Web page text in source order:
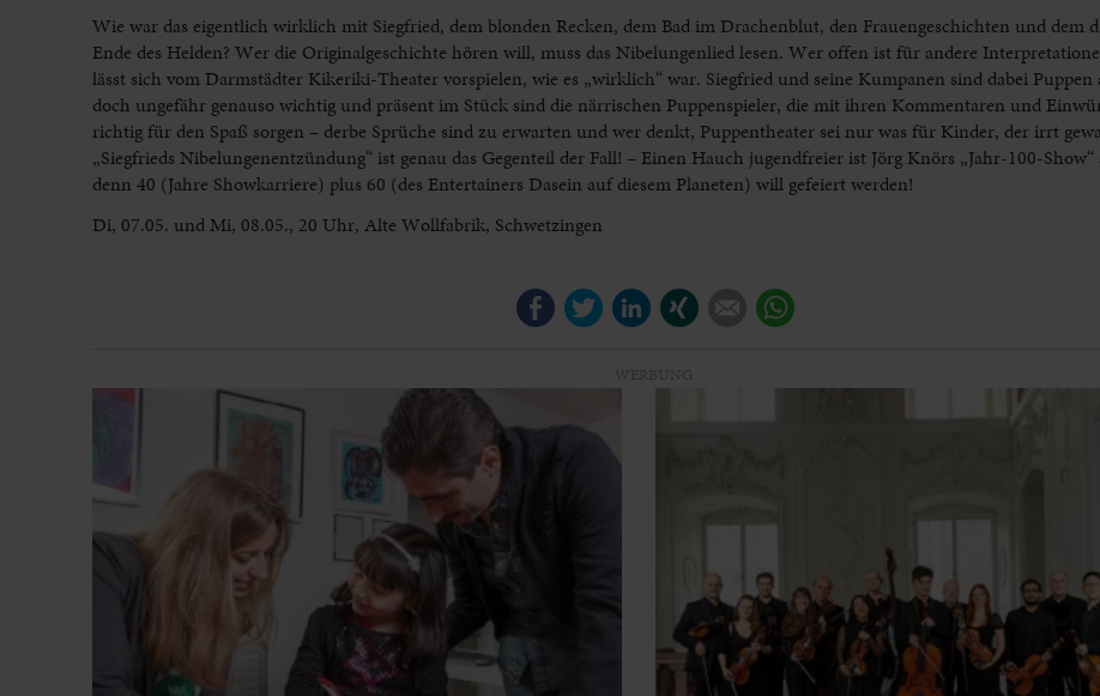
Wie war das eigentlich wirklich mit Siegfried, dem blonden Recken, dem Bad im Drachenblut, den Frauengeschichten und dem
Ende des Helden? Wer die Originalgeschichte hören will, muss das Nibelungenlied lesen. Wer offen ist für andere
lässt sich vom Darmstädter Kikeriki-Theater vorspielen, wie es „wirklich“ war. Siegfried und seine Kumpanen sind dabei Puppen
doch ungefähr genauso wichtig und präsent im Stück sind die närrischen Puppenspieler, die mit ihren Kommentaren und
richtig für den Spaß sorgen – derbe Sprüche sind zu erwarten und wer denkt, Puppentheater sei nur was für Kinder, der irrt
„Siegfrieds Nibelungenentzündung“ ist genau das Gegenteil der Fall! – Einen Hauch jugendfreier ist Jörg Knörs „Jahr-100-
denn 40 (Jahre Showkarriere) plus 60 (des Entertainers Dasein auf diesem Planeten) will gefeiert werden!
Di, 07.05. und Mi, 08.05., 20 Uhr, Alte Wollfabrik, Schwetzingen
FacebookTwitterLinkedIn E-mail